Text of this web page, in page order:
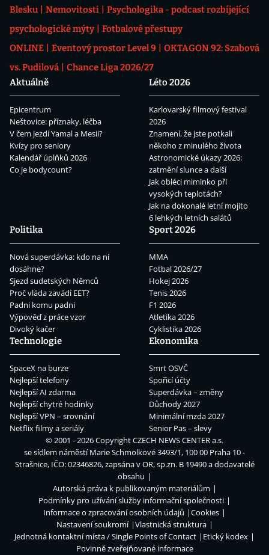
Blesku Nemovitosti
Psychologika - podcast rozbíjející
psychologické mýty
Fotbalové přestupy
ONLINE
Eventový prostor Level 9
OKTAGON 92: Szabová
vs. Pudilová
Chance Liga 2026/27
Aktuálně
Epicentrum
Neštovice: příznaky, léčba
V čem jezdí Yamal a Mesii?
Kvízy pro seniory
Kalendář úplňků 2026
Co je bodycount?
Léto 2026
Karlovarský filmový festival
2026
Znamení, že jste potkali
někoho z minulého života
Astronomické úkazy 2026:
zatmění slunce a další
Jak obléci miminko při
vysokých teplotách?
Jak na dokonalé letní mojito
6 lehkých letních salátů
Politika
Nová superdávka: kdo na ní
dosáhne?
Sjezd sudetských Němců
Proč vláda zavádí EET?
Padni komu padni
Výpověď z práce vzor
Divoký kačer
Sport 2026
MMA
Fotbal 2026/27
Hokej 2026
Tenis 2026
F1 2026
Atletika 2026
Cyklistika 2026
Technologie
SpaceX na burze
Nejlepší telefony
Nejlepší AI zdarma
Nejlepší chytré hodinky
Nejlepší VPN – srovnání
Netflix filmy a seriály
Ekonomika
Smrt OSVČ
Spořicí účty
Superdávka – změny
Důchody 2027
Minimální mzda 2027
Senior Pas – slevy
© 2001 - 2026 CopyrightCZECH NEWS CENTER a.s.
se sídlem náměstí Marie Schmolkové 3493/1, 100 00 Praha 10 -
Strašnice, IČO: 02346826, zapsána v OR, sp.zn. B 19490 a dodavatelé
obsahu
Autorská práva k publikovaným materiálům
Podmínky pro užívání služby informační společnosti
Informace o zpracování osobních údajů
Cookies
Nastavení soukromí
Vlastnická struktura
Jednotná kontaktní místa / Single Points of Contact
Etický kodex
Povinně zveřejňované informace